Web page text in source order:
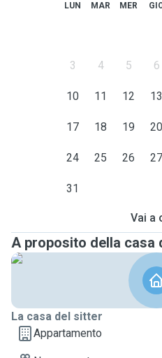
LUN MAR MER
3 4 5 6
10 11 12 13
17 18 19 20
24 25 26 27
31
Vai a
A proposito della casa
La casa del sitter
Appartamento